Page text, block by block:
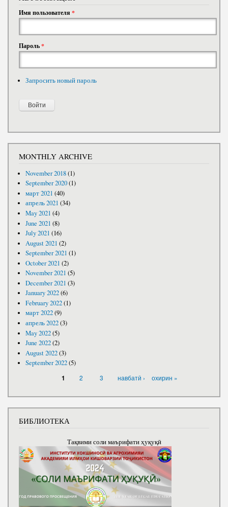
Имя пользователя *
Пароль*
Запросить новый пароль
MONTHLY ARCHIVE
November 2018(1)
September 2020(1)
март 2021 (40)
апрель 2021 (34)
May 2021 (4)
June 2021 (8)
July 2021 (16)
August 2021 (2)
September 2021 (1)
October 2021 (2)
November 2021 (5)
December 2021 (3)
January 2022(6)
February 2022(1)
март 2022(9)
апрель 2022(3)
May 2022(5)
June 2022(2)
August 2022(3)
September 2022(5)
1 2 3 навбатӣ › охирин »
БИБЛИОТЕКА
Тақвими соли маърифати ҳуқуқӣ